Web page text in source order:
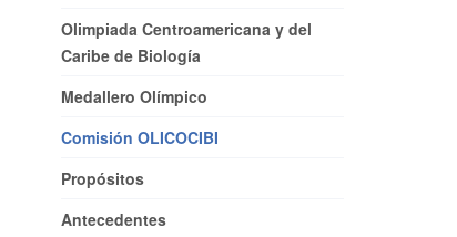
Olimpiada Centroamericana y del
Caribe de Biología
Medallero Olímpico
Comisión OLICOCIBI
Propósitos
Antecedentes